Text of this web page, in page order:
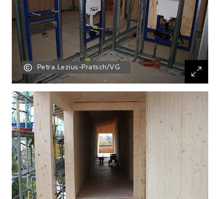
Petra Lezius-Pratsch/VG